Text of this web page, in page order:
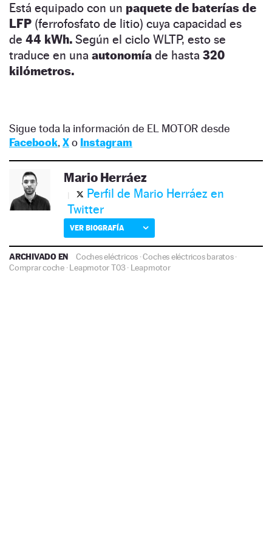
Está equipado con un paquete de baterías de
LFP (ferrofosfato de litio) cuya capacidad es
de 44 kWh. Según el ciclo WLTP, esto se
traduce en una autonomía de hasta 320
kilómetros.
Sigue toda la información de EL MOTOR desde
Facebook, Xo Instagram
Mario Herráez
Perfil de Mario Herráez en
Twitter
VER BIOGRAFÍA
ARCHIVADO EN Coches eléctricos ·Coches eléctricos baratos·
Comprar coche ·Leapmotor T03· Leapmotor